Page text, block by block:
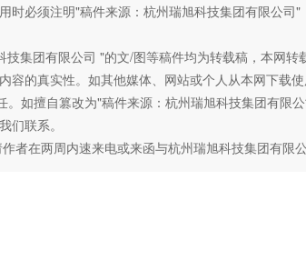
时必须注明"稿件来源：杭州瑞旭科技集团有限公司
集团有限公司 "的文/图等稿件均为转载稿，本网转
容的真实性。如其他媒体、网站或个人从本网下载
。如擅自篡改为"稿件来源：杭州瑞旭科技集团有限
们联系。
者在两周内速来电或来函与杭州瑞旭科技集团有限公